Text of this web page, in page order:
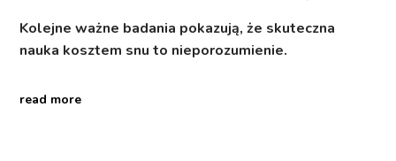
Kolejne ważne badania pokazują, że skuteczna
nauka kosztem snu to nieporozumienie.
read more